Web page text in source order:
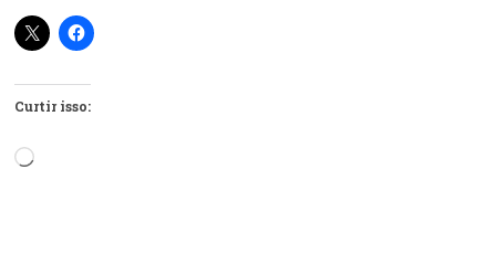
Curtir isso:
Carregando...